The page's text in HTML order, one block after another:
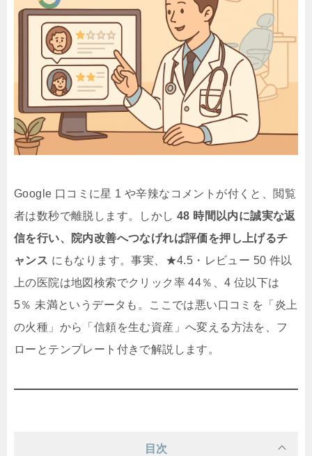
Google 口コミに星 1 や辛辣なコメントが付くと、閲覧
者は数秒で離脱します。しかし 48 時間以内に誠実な返
信を行い、院内改善へつなげれば評価を押し上げるチ
ャンス にもなります。事実、★4.5・レビュー 50 件以
上の医院は地図検索でクリック率 44％、4 位以下は
5％ 未満というデータも。ここでは悪い口コミを「炎上
の火種」から「信頼を生む資産」へ変える方法を、フ
ローとテンプレート付きで解説します。
目次